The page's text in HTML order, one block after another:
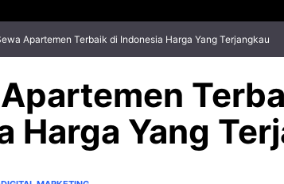
Apartemen Terbaik di Indonesia Harga Yang Terjangkau
Harga Yang